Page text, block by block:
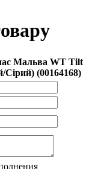
Мальва WT Tilt
(00164168)